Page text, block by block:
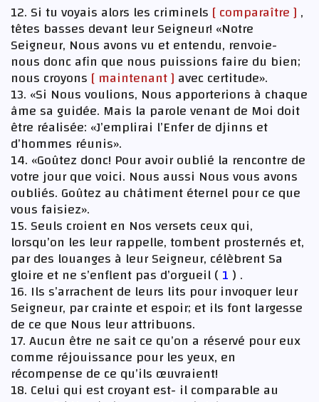
12. Si tu voyais alors les criminels [ comparaître ] ,
têtes basses devant leur Seigneur! «Notre
Seigneur, Nous avons vu et entendu, renvoie-
nous donc afin que nous puissions faire du bien;
nous croyons [ maintenant ] avec certitude».
13. «Si Nous voulions, Nous apporterions à chaque
âme sa guidée. Mais la parole venant de Moi doit
être réalisée: «J’emplirai l’Enfer de djinns et
d’hommes réunis».
14. «Goûtez donc! Pour avoir oublié la rencontre de
votre jour que voici. Nous aussi Nous vous avons
oubliés. Goûtez au châtiment éternel pour ce que
vous faisiez».
15. Seuls croient en Nos versets ceux qui,
lorsqu’on les leur rappelle, tombent prosternés et,
par des louanges à leur Seigneur, célèbrent Sa
gloire et ne s’enflent pas d’orgueil ( 1 ) .
16. Ils s’arrachent de leurs lits pour invoquer leur
Seigneur, par crainte et espoir; et ils font largesse
de ce que Nous leur attribuons.
17. Aucun être ne sait ce qu’on a réservé pour eux
comme réjouissance pour les yeux, en
récompense de ce qu’ils œuvraient!
18. Celui qui est croyant est- il comparable au